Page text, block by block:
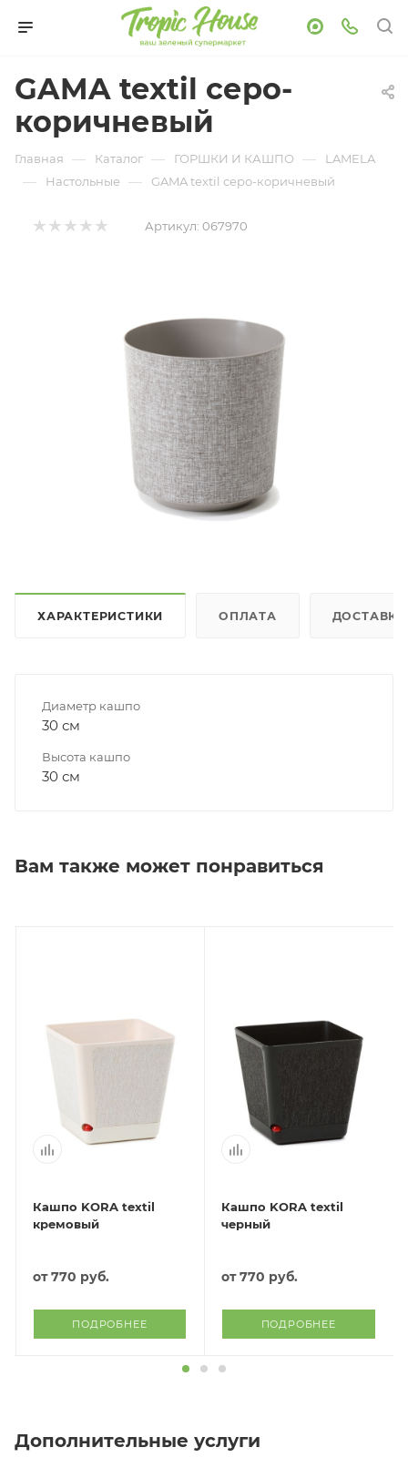
GAMA textil серо-
коричневый
Главная — Каталог — ГОРШКИ И КАШПО — LAMELA
— Настольные — GAMA textil серо-коричневый
Артикул: 067970
ХАРАКТЕРИСТИКИ ОПЛАТА ДОСТАВКА
Диаметр кашпо
30 см
Высота кашпо
30 см
Вам также может понравиться
Кашпо KORA textil
кремовый
от770 руб.
ПОДРОБНЕЕ
Кашпо KORA textil
черный
от770 руб.
ПОДРОБНЕЕ
Дополнительные услуги